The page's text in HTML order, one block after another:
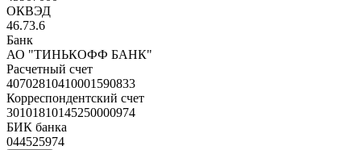
ОКВЭД
46.73.6
Банк
АО "ТИНЬКОФФ БАНК"
Расчетный счет
40702810410001590833
Корреспондентский счет
30101810145250000974
БИК банка
044525974